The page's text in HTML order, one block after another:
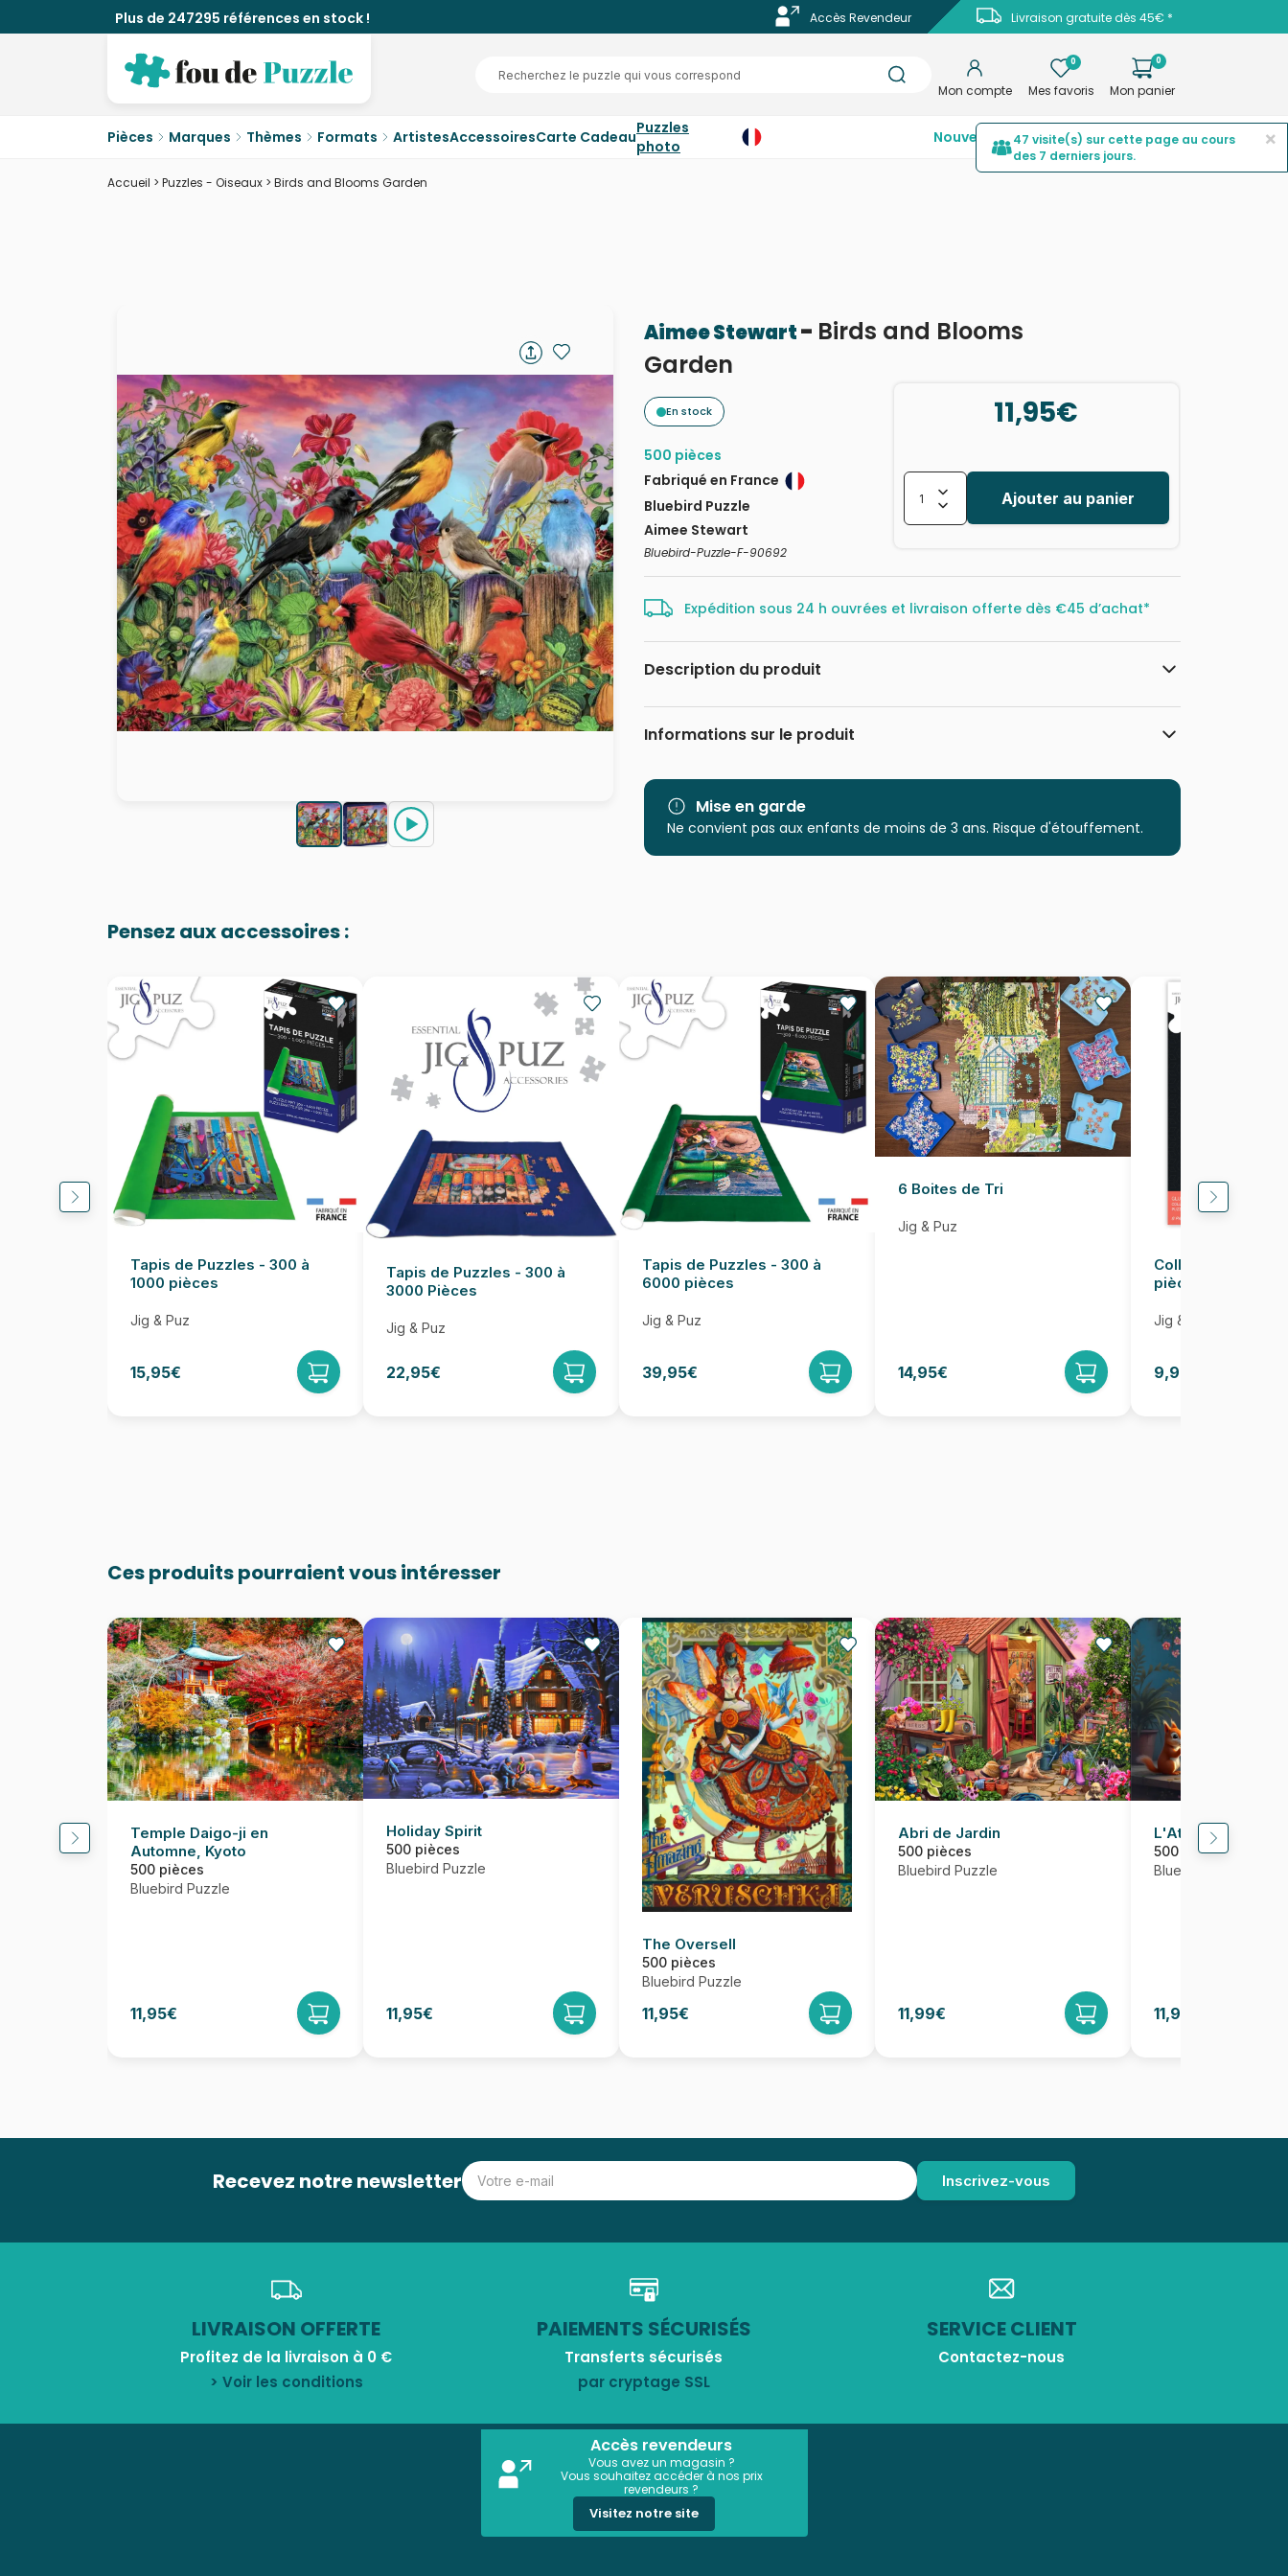
Plus de 247295 références en stock ! Livraison gratuite dès 45€ *
Accès Revendeur
Mon compte
0
Mes favoris
0
Mon panier
Pièces Marques Thèmes Formats ArtistesAccessoiresCarte CadeauPuzzles
photo
NouveautésTop ventesPromotions
Accueil > Puzzles - Oiseaux > Birds and Blooms Garden
Aimee Stewart- Birds and Blooms
Garden
En stock
500 pièces
Fabriqué en France
Bluebird Puzzle
Aimee Stewart
Bluebird-Puzzle-F-90692
11,95€
Ajouter au panier
Expédition sous 24 h ouvrées et livraison offerte dès €45 d’achat*
Description du produit
Aimee Stewart / MGL
Informations sur le produit
Catégorie
Age
Puzzle pour Adultes (500 à 48.000
pièces)
Dimensions
48 x 34 cm
Mise en garde
Ne convient pas aux enfants de moins de 3 ans. Risque d'étouffement.
Pensez aux accessoires :
Tapis de Puzzles - 300 à
1000 pièces
Jig & Puz
15,95€
Tapis de Puzzles - 300 à
3000 Pièces
Jig & Puz
22,95€
Tapis de Puzzles - 300 à
6000 pièces
Jig & Puz
39,95€
6 Boites de Tri
Jig & Puz
14,95€
Colle pour Puzzle
pièces
Jig & Puz
9,95€
Ces produits pourraient vous intéresser
Temple Daigo-ji en
Automne, Kyoto
500 pièces
Bluebird Puzzle
11,95€
Holiday Spirit
500 pièces
Bluebird Puzzle
11,95€
The Oversell
500 pièces
Bluebird Puzzle
11,95€
Abri de Jardin
500 pièces
Bluebird Puzzle
11,99€
L'Atelier des
500 pièces
Bluebird Puzzle
11,95€
Recevez notre newsletter
LIVRAISON OFFERTE
Profitez de la livraison à 0 €
> Voir les conditions
PAIEMENTS SÉCURISÉS
Transferts sécurisés
par cryptage SSL
SERVICE CLIENT
Contactez-nous
Accès revendeurs
Vous avez un magasin ?
Vous souhaitez accéder à nos prix
revendeurs ?
Visitez notre site
×
47 visite(s) sur cette page au cours
des 7 derniers jours.